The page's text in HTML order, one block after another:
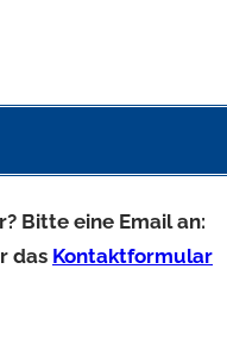
Bitte eine Email an:
das Kontaktformular